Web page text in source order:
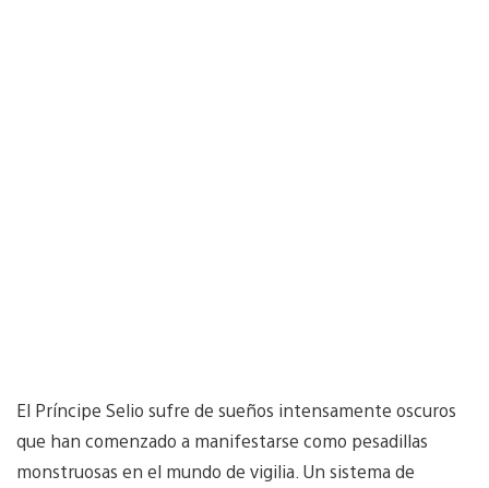
El Príncipe Selio sufre de sueños intensamente oscuros
que han comenzado a manifestarse como pesadillas
monstruosas en el mundo de vigilia. Un sistema de